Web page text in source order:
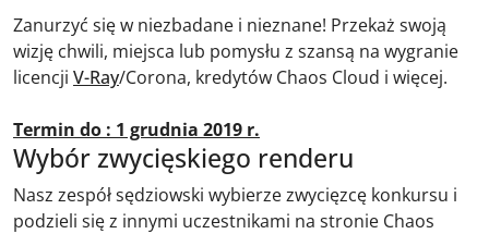
Zanurzyć się w niezbadane i nieznane! Przekaż swoją
wizję chwili, miejsca lub pomysłu z szansą na wygranie
licencji V-Ray/Corona, kredytów Chaos Cloud i więcej.
Termin do : 1 grudnia 2019 r.
Wybór zwycięskiego renderu
Nasz zespół sędziowski wybierze zwycięzcę konkursu i
podzieli się z innymi uczestnikami na stronie Chaos